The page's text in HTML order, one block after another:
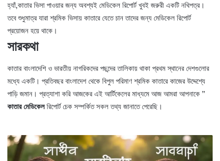
হ্যাঁ,কাতার ভিসা পাওয়ার জন্য অবশ্যই মেডিকেল রিপোর্ট খুবই জরুরী একটি নথিপত্র।
তবে শুধুমাত্র যারা শ্রমিক ভিসায় কাতারে যেতে চান তাদের জন্য মেডিকেল রিপোর্ট
প্রয়োজন হয়ে থাকে।
সারকথা
কাতার বাংলাদেশি ও ভারতীয় নাগরিকদের পছন্দের তালিকায় থাকা প্রথম স্থানের দেশগুলোর
মধ্যে একটি। প্রতিবছর বাংলাদেশ থেকে বিপুল পরিমাণ শ্রমিক কাতারে কাজের উদ্দেশ্যে
পাড়ি জমান। প্রত্যাশা করি আজকের এই আর্টিকেলের মাধ্যমে আজ আমরা আপনাকে ”
কাতার মেডিকেলরিপোর্ট চেক সম্পর্কিত সকল তথ্য জানাতে পেরেছি।